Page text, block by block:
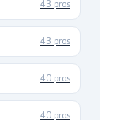
43 pros
43 pros
40 pros
40 pros